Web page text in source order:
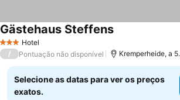
3 EstrelasHotel
Gästehaus Steffens
/ Pontuação não disponível Kremperheide, a
Selecione as datas para ver os preços
exatos.